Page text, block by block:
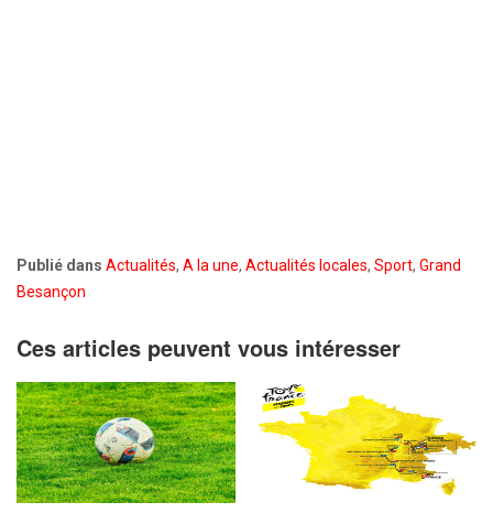
Publié dans Actualités, A la une, Actualités locales, Sport, Grand
Besançon
Ces articles peuvent vous intéresser